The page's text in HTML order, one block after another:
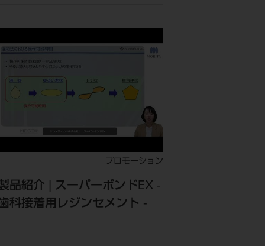
プロモーション
品紹介 | スーパーボンドEX -
科接着用レジンセメント -